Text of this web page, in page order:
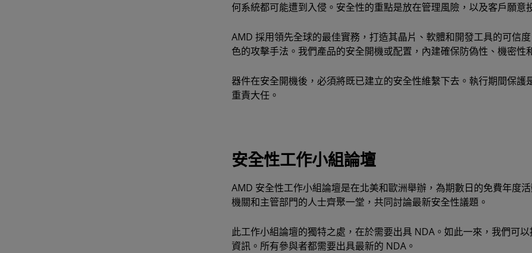
何系統都可能遭到入侵。安全性的重點是放在管理風險，以及客戶願意
AMD 採用領先全球的最佳實務，打造其晶片、軟體和開發工具的可信
色的攻擊手法。我們產品的安全開機或配置，內建確保防偽性、機密性
器件在安全開機後，必須將既已建立的安全性維繫下去。執行期間保
重責大任。
安全性工作小組論壇
AMD 安全性工作小組論壇是在北美和歐洲舉辦，為期數日的免費年度
機關和主管部門的人士齊聚一堂，共同討論最新安全性議題。
此工作小組論壇的獨特之處，在於需要出具 NDA。如此一來，我們可
資訊。所有參與者都需要出具最新的 NDA。